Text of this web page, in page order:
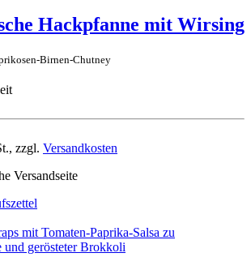
Hackpfanne mit Wirsing
Birnen-Chutney
, zzgl. Versandkosten
Versandseite